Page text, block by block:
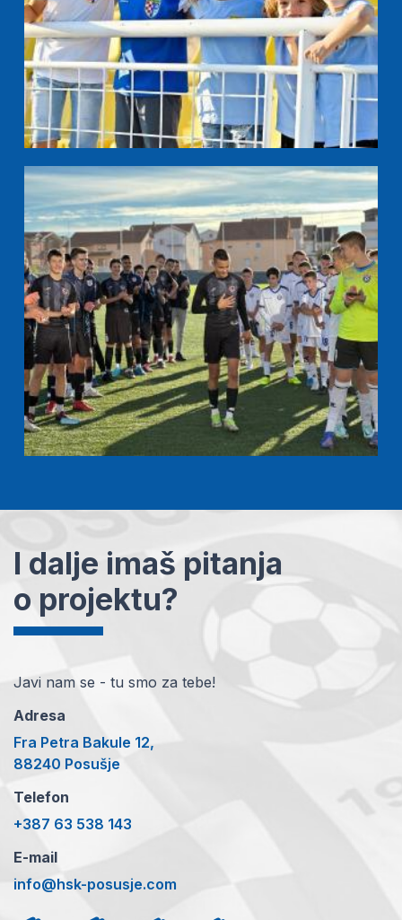
I dalje imaš pitanja
o projektu?
Javi nam se - tu smo za tebe!
Adresa
Fra Petra Bakule 12,
88240 Posušje
Telefon
+387 63 538 143
E-mail
info@hsk-posusje.com